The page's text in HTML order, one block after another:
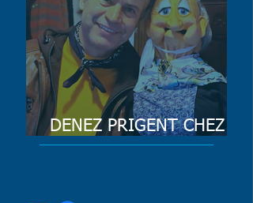
DENEZ PRIGENT CHEZ
ODILE LA BRETONNE